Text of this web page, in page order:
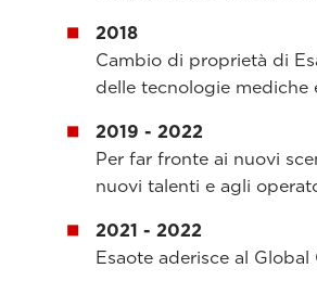
2018
Cambio di proprietà di
delle tecnologie
2019 - 2022
Per far fronte ai nuovi
nuovi talenti e agli
2021 - 2022
Esaote aderisce al